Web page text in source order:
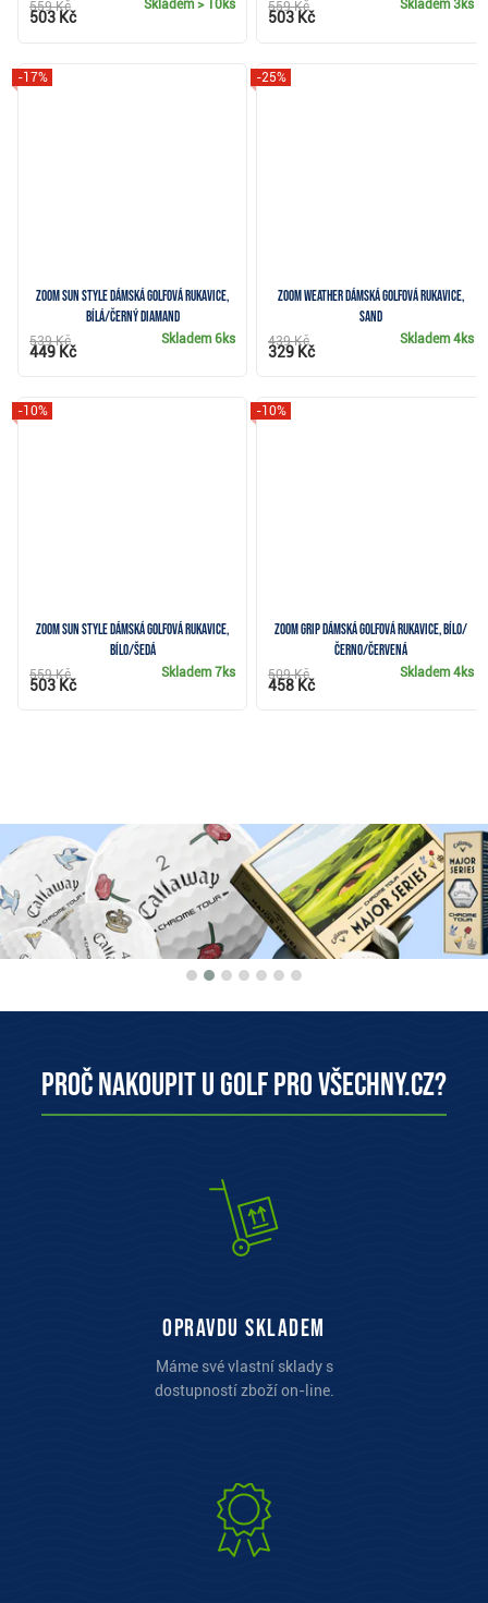
Skladem> 10ks
559 Kč
503 Kč
Skladem3ks
559 Kč
503 Kč
Zoom Sun Style dámská golfová rukavice,
bílá/černý diamand
-17%
Skladem6ks
539 Kč
449 Kč
Zoom Weather dámská golfová rukavice,
sand
-25%
Skladem4ks
439 Kč
329 Kč
Zoom Sun Style dámská golfová rukavice,
bílo/šedá
-10%
Skladem7ks
559 Kč
503 Kč
Zoom Grip dámská golfová rukavice, bílo/
černo/červená
-10%
Skladem4ks
509 Kč
458 Kč
Proč nakoupit u Golf pro všechny.cz?
opravdu skladem
Máme své vlastní sklady s
dostupností zboží on-line.